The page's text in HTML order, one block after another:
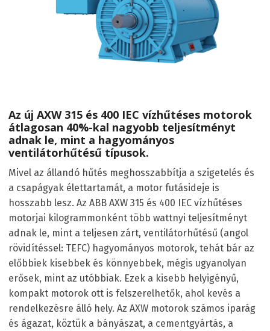
Az új AXW 315 és 400 IEC vízhűtéses motorok
átlagosan 40%-kal nagyobb teljesítményt
adnak le, mint a hagyományos
ventilátorhűtésű típusok.
Mivel az állandó hűtés meghosszabbítja a szigetelés és
a csapágyak élettartamát, a motor futásideje is
hosszabb lesz. Az ABB AXW 315 és 400 IEC vízhűtéses
motorjai kilogrammonként több wattnyi teljesítményt
adnak le, mint a teljesen zárt, ventilátorhűtésű (angol
rövidítéssel: TEFC) hagyományos motorok, tehát bár az
előbbiek kisebbek és könnyebbek, mégis ugyanolyan
erősek, mint az utóbbiak. Ezek a kisebb helyigényű,
kompakt motorok ott is felszerelhetők, ahol kevés a
rendelkezésre álló hely. Az AXW motorok számos iparág
és ágazat, köztük a bányászat, a cementgyártás, a